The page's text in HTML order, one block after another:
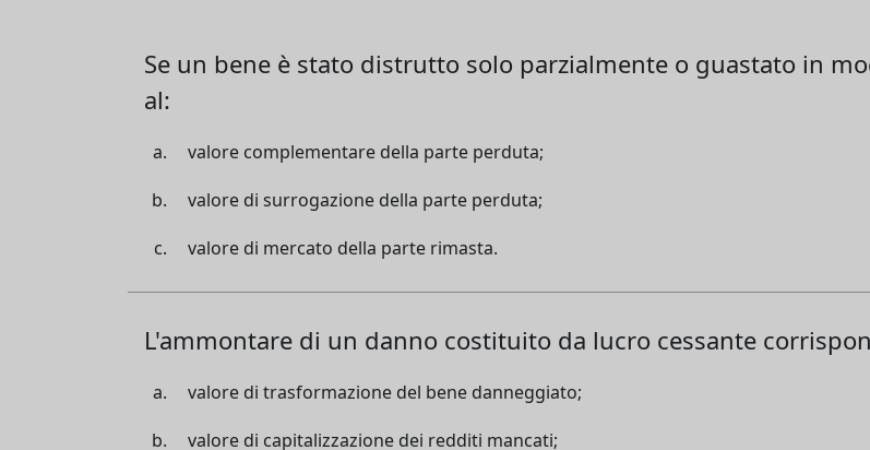
Se un bene è stato distrutto solo parzialmente o guastato in
al:
valore complementare della parte perduta;
valore di surrogazione della parte perduta;
valore di mercato della parte rimasta.
L'ammontare di un danno costituito da lucro cessante
valore di trasformazione del bene danneggiato;
valore di capitalizzazione dei redditi mancati;